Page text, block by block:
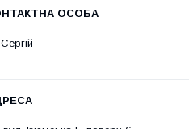
Сергій